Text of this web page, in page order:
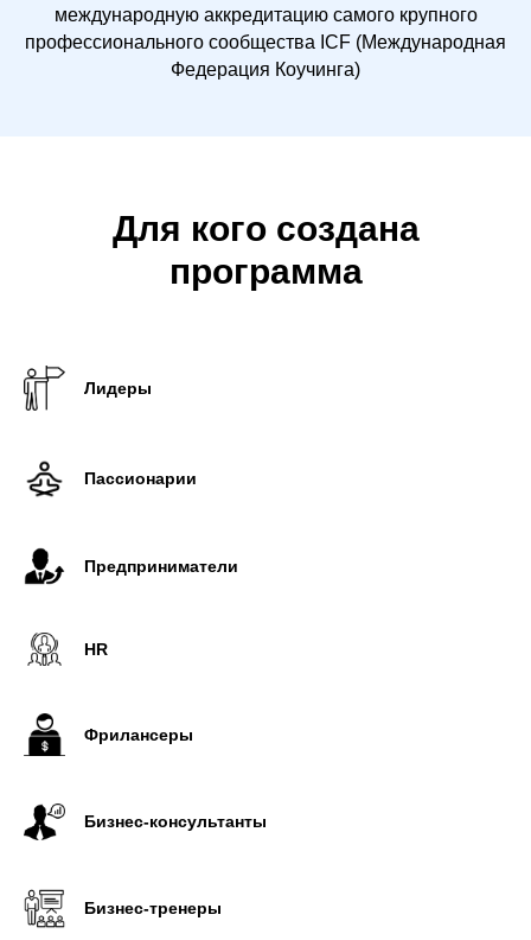
международную аккредитацию самого крупного
профессионального сообщества ICF (Международная
Федерация Коучинга)
Для кого создана
программа
Лидеры
Пассионарии
Предприниматели
HR
Фрилансеры
Бизнес-консультанты
Бизнес-тренеры